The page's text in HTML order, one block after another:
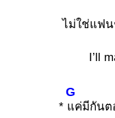
ไม่ใช่แฟ
I’ll
*
G
แค่มีกันต